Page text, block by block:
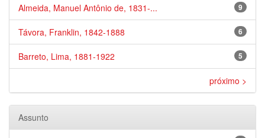
9
Almeida, Manuel Antônio de, 1831-...
6
Távora, Franklin, 1842-1888
5
Barreto, Lima, 1881-1922
próximo >
Assunto